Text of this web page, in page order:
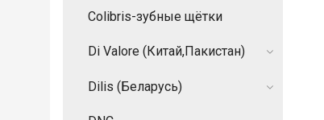
Colibris-зубные щётки
Di Valore (Китай,Пакистан)
Dilis (Беларусь)